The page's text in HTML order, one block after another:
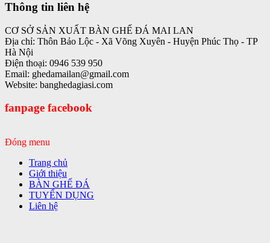
Thông tin liên hệ
CƠ SỞ SẢN XUẤT BÀN GHẾ ĐÁ MAI LAN
Địa chỉ: Thôn Bảo Lộc - Xã Võng Xuyên - Huyện Phúc Thọ - TP
Hà Nội
Điện thoại: 0946 539 950
Email: ghedamailan@gmail.com
Website: banghedagiasi.com
fanpage facebook
Đóng menu
Trang chủ
Giới thiệu
BÀN GHẾ ĐÁ
TUYỂN DỤNG
Liên hệ